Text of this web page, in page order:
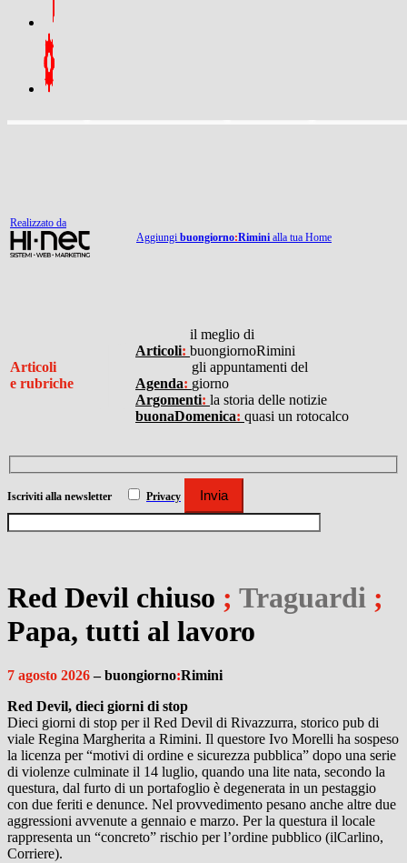
Realizzato da
Aggiungi buongiorno:Rimini alla tua Home
Articoli
e rubriche
Articoli:
il meglio di
buongiornoRimini
Agenda:
gli appuntamenti del
giorno
Argomenti: la storia delle notizie
buonaDomenica: quasi un rotocalco
Iscriviti alla newsletter Privacy
Red Devil chiuso ; Traguardi ;
Papa, tutti al lavoro
7 agosto 2026– buongiorno:Rimini
Red Devil, dieci giorni di stop
Dieci giorni di stop per il Red Devil di Rivazzurra, storico pub di
viale Regina Margherita a Rimini. Il questore Ivo Morelli ha sospeso
la licenza per “motivi di ordine e sicurezza pubblica” dopo una serie
di violenze culminate il 14 luglio, quando una lite nata, secondo la
questura, dal furto di un portafoglio è degenerata in un pestaggio
con due feriti e denunce. Nel provvedimento pesano anche altre due
aggressioni avvenute a gennaio e marzo. Per la questura il locale
rappresenta un “concreto” rischio per l’ordine pubblico (ilCarlino,
Corriere).